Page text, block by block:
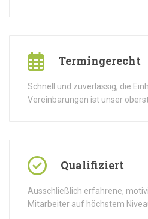
Termingerecht
Schnell und zuverlässig, die
Vereinbarungen ist unser
Qualifiziert
Ausschließlich erfahrene,
Mitarbeiter auf höchstem